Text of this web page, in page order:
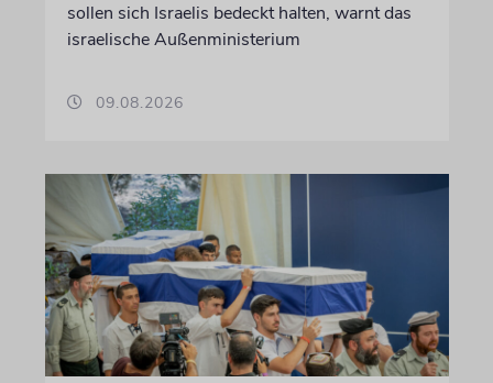
sollen sich Israelis bedeckt halten, warnt das
israelische Außenministerium
09.08.2026